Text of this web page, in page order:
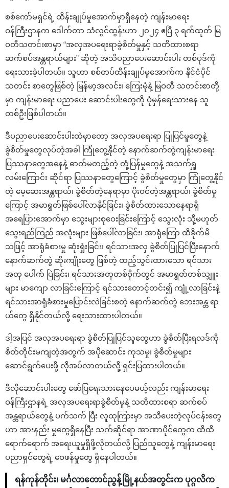
စစ်ကော်မရှင်ရဲ့ ထိန်းချုပ်မှုအောက်မှာရှိနေတဲ့ ကျန်းမာရေး
ဝန်ကြီးဌာနက ဒေါက်တာ သံလွင်ထွန်းဟာ ၂၀၂၄ ဧပြီ ၃ ရက်ထုတ် မြ
ဝတီသတင်းစာမှာ “အလှအပရေးရာခွဲစိတ်မှုနှင့် သတိထားစရာ
ဆက်စပ်အန္တရာယ်များ” ဆိုတဲ့ အသိပညာပေးဆောင်းပါး တစ်ပုဒ်ကို
ရေးသားခဲ့ပါတယ်။ သူဟာ စစ်တပ်ထိန်းချုပ်မှုအောက်က နိုင်ငံပိုင်
သတင်း စာတွေဖြစ်တဲ့ မြန်မာ့အလင်း၊ ကြေးမုံနဲ့ မြဝတီ သတင်းစာတို့
မှာ ကျန်းမာရေး ပညာပေး ဆောင်းပါးတွေကို ပုံမှန်ရေးသားနေ သူ
တစ်ဦးဖြစ်ပါတယ်။
ဒီပညာပေးဆောင်းပါးထဲမှာတော့ အလှအပရေးရာ ပြုပြင်မှုတွေနဲ့
ခွဲစိတ်မှုတွေလုပ်တဲ့အခါ ကြုံတွေ့နိုင်တဲ့ နောက်ဆက်တွဲကျန်းမာရေး
ပြဿနာတွေအနေနဲ့ ဓာတ်မတည့်တဲ့ တုံ့ပြန်မှုတွေနဲ့ အသက်ရှူ
လမ်းကြောင်း ဆိုင်ရာ ပြဿနာတွေကြောင့် ခွဲစိတ်မှုတွေမှာ ကြုံတွေ့နိုင်
တဲ့ မေ့ဆေးအန္တရာယ်၊ ခွဲစိတ်တဲ့နေရာမှာ ပိုးဝင်တဲ့အန္တရာယ်၊ ခွဲစိတ်မှု
ကြောင့် အမာရွတ်ဖြစ်ပေါ်လာနိုင်ခြင်း၊ ခွဲစိတ်ထားသောနေရာရှိ
အရေပြားအောက်မှာ သွေးများစုဝေးခြင်းကြောင့် သွေးလုံး သို့မဟုတ်
သွေးရည်ကြည် အလုံးများ ဖြစ်ပေါ်လာခြင်း၊ အာရုံကြော ထိခိုက်မိ
သဖြင့် အာရုံခံစားမှု ဆုံးရှုံးခြင်း၊ ရင်သားအလှ ခွဲစိတ်ပြုပြင်ပြီးနောက်
နောက်ဆက်တွဲ ဆိုးကျိုးတွေ ဖြစ်တဲ့ ထည့်သွင်းထားသော ရင်သား
အတု ပေါက် ပြဲခြင်း၊ ရင်သားအတုတစ်ဝိုက်တွင် အမာရွတ်တစ်သျှူး
များ မာကျော လာခြင်းကြောင့် ရင်သားတောင့်တင်း၍ ကျုံ့လာခြင်းနဲ့
ရင်သားအာရုံခံစားမှုပြောင်းလဲခြင်းစတဲ့ နောက်ဆက်တွဲ ဘေးအန္တ ရာ
ယ်တွေ ရှိနိုင်တယ်လို့ ရေးသားထားပါတယ်။
ဒါ့အပြင် အလှအပရေးရာ ခွဲစိတ်ပြုပြင်သူတွေဟာ ခွဲစိတ်ပြီးရလဒ်ကို
စိတ်တိုင်းမကျတဲ့အတွက် အပိုဆောင်း ကုသမှု၊ ခွဲစိတ်မှုများ
ဆောင်ရွက်ပေးဖို့ လိုအပ်လာတယ်လို့ ရှင်းပြထားပါတယ်။
ဒီလိုဆောင်းပါးတွေ ဖော်ပြရေးသားနေပေမယ့်လည်း ကျန်းမာရေး
ဝန်ကြီးဌာနရဲ့ အလှအပရေးရာခွဲစိတ်မှုနဲ့ သတိထားစရာ ဆက်စပ်
အန္တရာယ်တွေနဲ့ ပက်သက် ပြီး လူထုကြားမှာ အသိပေးတဲ့လုပ်ငန်းတွေ
ဟာ အားနည်း မှုတွေရှိနေပြီး သက်ဆိုင်ရာ အာဏာပိုင်တွေက ထိထိ
ရောက်ရောက် အရေးယူမှုရှိဖို့လိုတယ်လို့ ပြည်သူတွေနဲ့ ကျန်းမာရေး
ပညာရှင်တွေရဲ့ ဝေဖန်မှုတွေ ရှိနေပါတယ်။
ရန်ကုန်တိုင်း၊ မင်္ဂလာတောင်ညွန့်မြို့နယ်အတွင်းက ပုဂ္ဂလိက